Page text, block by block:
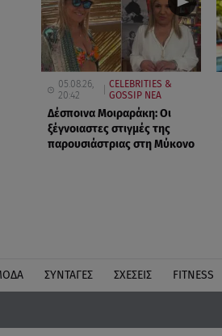
05.08.26,
20:42
CELEBRITIES &
GOSSIP ΝΕΑ
Δέσποινα Μοιραράκη: Οι
ξέγνοιαστες στιγμές της
παρουσιάστριας στη Μύκονο
ΣΥΝΤΑΓΕΣ ΣΧΕΣΕΙΣ FITNESS